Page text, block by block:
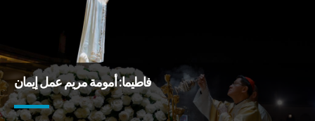
فاطيما: أمومة مريم عمل إيمان